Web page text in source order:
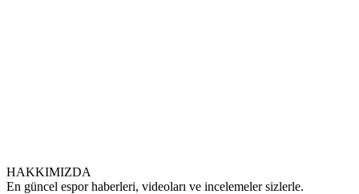
HAKKIMIZDA
En güncel espor haberleri, videoları ve incelemeler sizlerle.